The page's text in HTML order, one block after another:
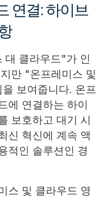
연결: 하이브
대 클라우드"가 인
만 "온프레미스 및
보여줍니다. 온프
에 연결하는 하이
보호하고 대기 시
신 혁신에 계속 액
적인 솔루션인 경
스 및 클라우드 영